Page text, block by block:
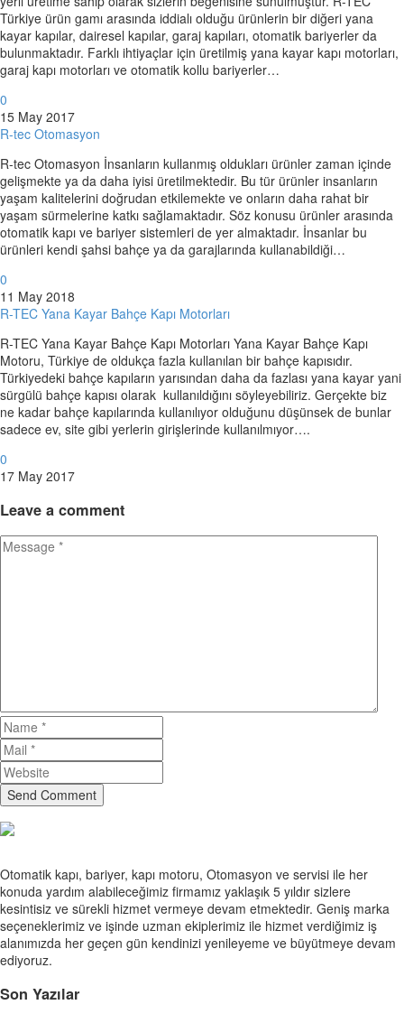
Türkiye ürün gamı arasında iddialı olduğu ürünlerin bir diğeri yana
kayar kapılar, dairesel kapılar, garaj kapıları, otomatik bariyerler da
bulunmaktadır. Farklı ihtiyaçlar için üretilmiş yana kayar kapı motorları,
garaj kapı motorları ve otomatik kollu bariyerler…
0
15 May 2017
R-tec Otomasyon
R-tec Otomasyon İnsanların kullanmış oldukları ürünler zaman içinde
gelişmekte ya da daha iyisi üretilmektedir. Bu tür ürünler insanların
yaşam kalitelerini doğrudan etkilemekte ve onların daha rahat bir
yaşam sürmelerine katkı sağlamaktadır. Söz konusu ürünler arasında
otomatik kapı ve bariyer sistemleri de yer almaktadır. İnsanlar bu
ürünleri kendi şahsi bahçe ya da garajlarında kullanabildiği…
0
11 May 2018
R-TEC Yana Kayar Bahçe Kapı Motorları
R-TEC Yana Kayar Bahçe Kapı Motorları Yana Kayar Bahçe Kapı
Motoru, Türkiye de oldukça fazla kullanılan bir bahçe kapısıdır.
Türkiyedeki bahçe kapıların yarısından daha da fazlası yana kayar yani
sürgülü bahçe kapısı olarak kullanıldığını söyleyebiliriz. Gerçekte biz
ne kadar bahçe kapılarında kullanılıyor olduğunu düşünsek de bunlar
sadece ev, site gibi yerlerin girişlerinde kullanılmıyor….
0
17 May 2017
Leave a comment
Send Comment
Otomatik kapı, bariyer, kapı motoru, Otomasyon ve servisi ile her
konuda yardım alabileceğimiz firmamız yaklaşık 5 yıldır sizlere
kesintisiz ve sürekli hizmet vermeye devam etmektedir. Geniş marka
seçeneklerimiz ve işinde uzman ekiplerimiz ile hizmet verdiğimiz iş
alanımızda her geçen gün kendinizi yenileyeme ve büyütmeye devam
ediyoruz.
Son Yazılar